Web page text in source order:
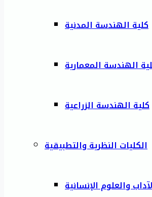
كلية الهندسة المدنية
الهندسة المعمارية
كلية الهندسة الزراعية
الكليات النظرية والتطبيقية
والعلوم الإنسانية